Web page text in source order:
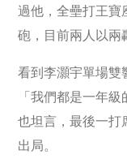
過他，全壘打王寶
砲，目前兩人以兩
看到李灝宇單場雙
「我們都是一年
也坦言，最後一打
出局。